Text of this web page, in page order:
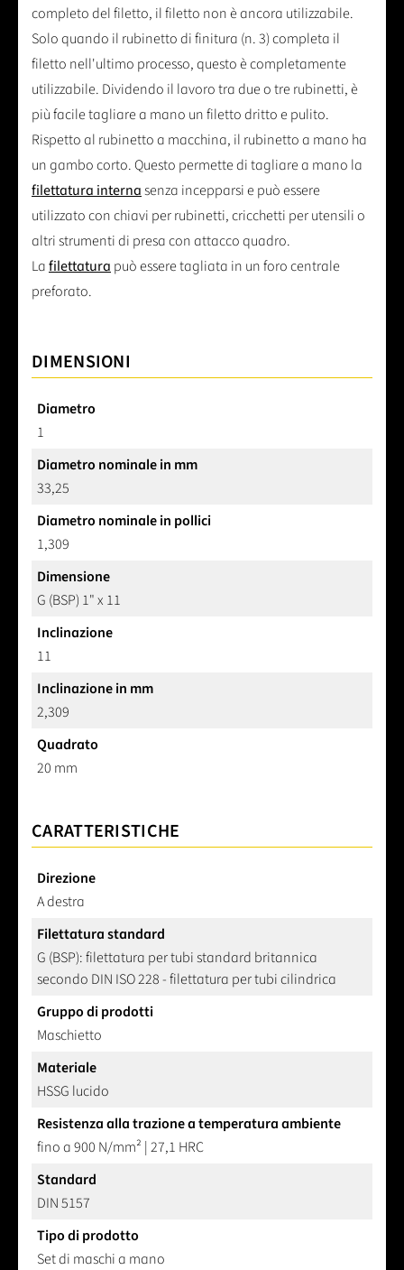
completo del filetto, il filetto non è ancora utilizzabile.
Solo quando il rubinetto di finitura (n. 3) completa il
filetto nell'ultimo processo, questo è completamente
utilizzabile. Dividendo il lavoro tra due o tre rubinetti, è
più facile tagliare a mano un filetto dritto e pulito.
Rispetto al rubinetto a macchina, il rubinetto a mano ha
un gambo corto. Questo permette di tagliare a mano la
filettatura internasenza incepparsi e può essere
utilizzato con chiavi per rubinetti, cricchetti per utensili o
altri strumenti di presa con attacco quadro.
Lafilettaturapuò essere tagliata in un foro centrale
preforato.
DIMENSIONI
Diametro
1
Diametro nominale in mm
33,25
Diametro nominale in pollici
1,309
Dimensione
G (BSP) 1" x 11
Inclinazione
11
Inclinazione in mm
2,309
Quadrato
20 mm
CARATTERISTICHE
Direzione
A destra
Filettatura standard
G (BSP): filettatura per tubi standard britannica
secondo DIN ISO 228 - filettatura per tubi cilindrica
Gruppo di prodotti
Maschietto
Materiale
HSSG lucido
Resistenza alla trazione a temperatura ambiente
fino a 900 N/mm² | 27,1 HRC
Standard
DIN 5157
Tipo di prodotto
Set di maschi a mano